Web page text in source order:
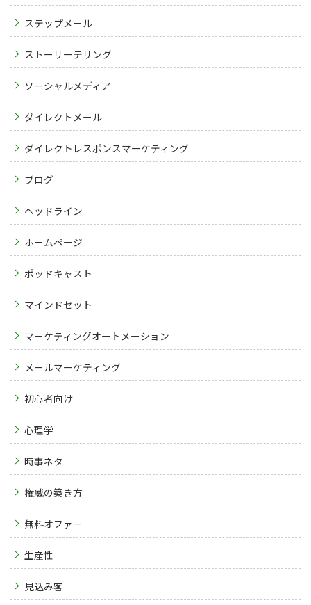
ステップメール
ストーリーテリング
ソーシャルメディア
ダイレクトメール
ダイレクトレスポンスマーケティング
ブログ
ヘッドライン
ホームページ
ポッドキャスト
マインドセット
マーケティングオートメーション
メールマーケティング
初心者向け
心理学
時事ネタ
権威の築き方
無料オファー
生産性
見込み客